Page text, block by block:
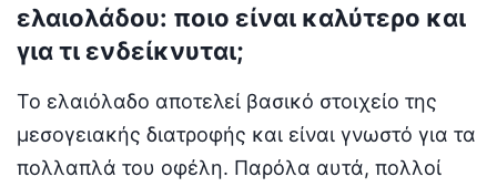
ελαιολάδου: ποιο είναι καλύτερο και
για τι ενδείκνυται;
Το ελαιόλαδο αποτελεί βασικό στοιχείο της
μεσογειακής διατροφής και είναι γνωστό για τα
πολλαπλά του οφέλη. Παρόλα αυτά, πολλοί